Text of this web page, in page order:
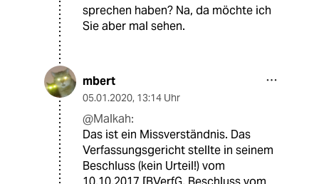
sprechen haben? Na, da möchte ich
Sie aber mal sehen.
mbert
05.01.2020, 13:14 Uhr
@Malkah:
Das ist ein Missverständnis. Das
Verfassungsgericht stellte in seinem
Beschluss (kein Urteil!) vom